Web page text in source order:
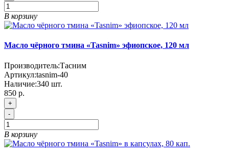
В корзину
Масло чёрного тмина «Tasnim» эфиопское, 120 мл
Производитель:Тасним
Артикул:tasnim-40
Наличие:340 шт.
850 р.
+
-
В корзину